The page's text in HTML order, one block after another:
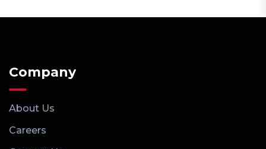
Company
About Us
Careers